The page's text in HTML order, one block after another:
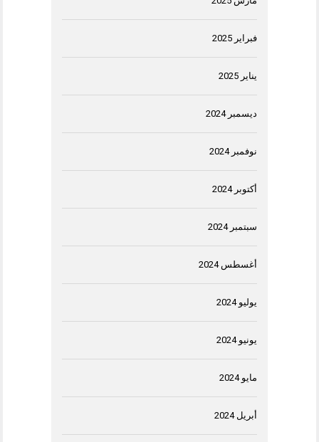
فبراير 2025
يناير 2025
ديسمبر 2024
نوفمبر 2024
أكتوبر 2024
سبتمبر 2024
أغسطس 2024
يوليو 2024
يونيو 2024
مايو 2024
أبريل 2024